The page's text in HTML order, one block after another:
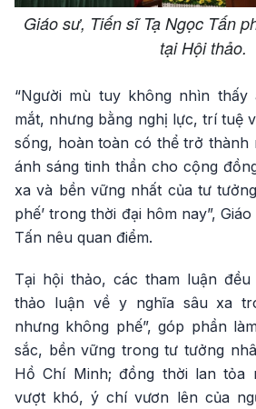
Giáo sư, Tiến sĩ Tạ Ngọc Tấn
tại Hội thảo.
“Người mù tuy không nhìn thấy
mắt, nhưng bằng nghị lực, trí tuệ
sống, hoàn toàn có thể trở thành
ánh sáng tinh thần cho cộng
xa và bền vững nhất của tư
phế’ trong thời đại hôm nay”,
Tấn nêu quan điểm.
Tại hội thảo, các tham luận
thảo luận về y nghĩa sâu xa
nhưng không phế”, góp phần
sắc, bền vững trong tư tưởng
Hồ Chí Minh; đồng thời lan tỏa
vượt khó, ý chí vươn lên của